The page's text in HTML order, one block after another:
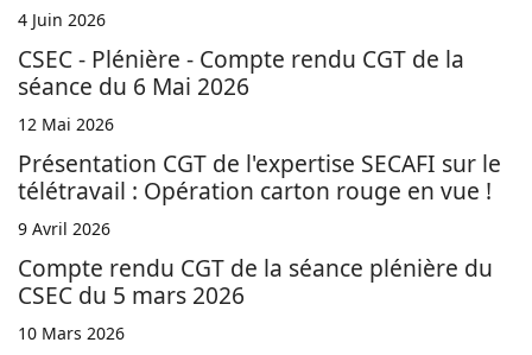
4 Juin 2026
CSEC - Plénière - Compte rendu CGT de la
séance du 6 Mai 2026
12 Mai 2026
Présentation CGT de l'expertise SECAFI sur le
télétravail : Opération carton rouge en vue !
9 Avril 2026
Compte rendu CGT de la séance plénière du
CSEC du 5 mars 2026
10 Mars 2026